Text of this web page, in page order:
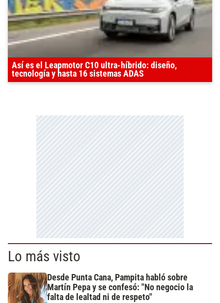
Así es el Leapmotor C10 ultra-híbrido: diseño,
tecnología y hasta 16 sistemas ADAS
Lo más visto
Desde Punta Cana, Pampita habló sobre
Martín Pepa y se confesó: "No negocio la
falta de lealtad ni de respeto"